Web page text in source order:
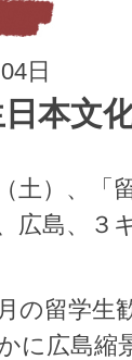
日
日本文
土）、「
広島、３
の留学生
に広島縮